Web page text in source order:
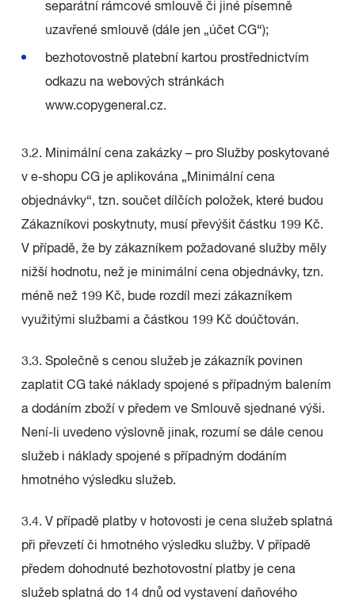
separátní rámcové smlouvě či jiné písemně
uzavřené smlouvě (dále jen „účet CG“);
bezhotovostně platební kartou prostřednictvím
odkazu na webových stránkách
www.copygeneral.cz.
3.2. Minimální cena zakázky – pro Služby poskytované
v e-shopu CG je aplikována „Minimální cena
objednávky“, tzn. součet dílčích položek, které budou
Zákazníkovi poskytnuty, musí převýšit částku 199 Kč.
V případě, že by zákazníkem požadované služby měly
nižší hodnotu, než je minimální cena objednávky, tzn.
méně než 199 Kč, bude rozdíl mezi zákazníkem
využitými službami a částkou 199 Kč doúčtován.
3.3. Společně s cenou služeb je zákazník povinen
zaplatit CG také náklady spojené s případným balením
a dodáním zboží v předem ve Smlouvě sjednané výši.
Není-li uvedeno výslovně jinak, rozumí se dále cenou
služeb i náklady spojené s případným dodáním
hmotného výsledku služeb.
3.4. V případě platby v hotovosti je cena služeb splatná
při převzetí či hmotného výsledku služby. V případě
předem dohodnuté bezhotovostní platby je cena
služeb splatná do 14 dnů od vystavení daňového